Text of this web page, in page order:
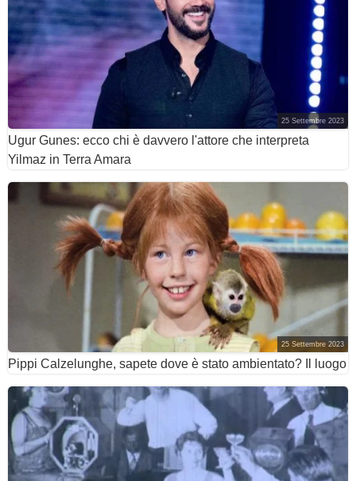
25 Settembre 2023
Ugur Gunes: ecco chi è davvero l'attore che interpreta
Yilmaz in Terra Amara
25 Settembre 2023
Pippi Calzelunghe, sapete dove è stato ambientato? Il luogo